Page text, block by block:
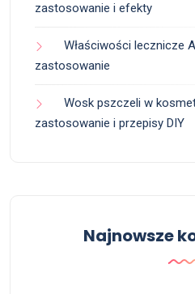
zastosowanie i efekty
Właściwości lecznicze
zastosowanie
Wosk pszczeli w
zastosowanie i przepisy DIY
Najnowsze